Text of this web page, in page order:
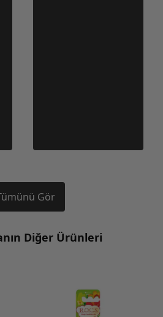
Gör
Diğer Ürünleri